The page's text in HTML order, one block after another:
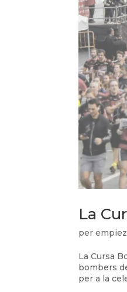
La
per
La Cursa
bombers
per a la